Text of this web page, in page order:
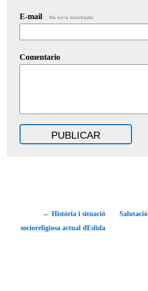
E-mail No será mostrado.
Comentario
← Història i situació
socioreligiosa actual dEslida